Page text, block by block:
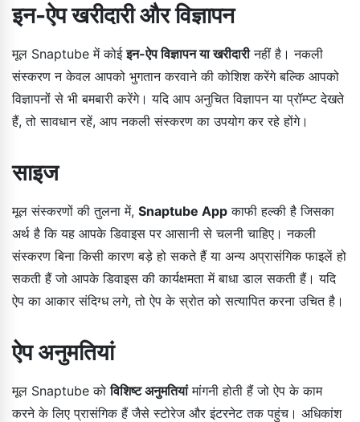
इन-ऐप खरीदारी और विज्ञापन
मूल Snaptube में कोईइन-ऐप विज्ञापन या खरीदारीनहीं है। नकली
संस्करण न केवल आपको भुगतान करवाने की कोशिश करेंगे बल्कि आपको
विज्ञापनों से भी बमबारी करेंगे। यदि आप अनुचित विज्ञापन या प्रॉम्प्ट देखते
हैं, तो सावधान रहें, आप नकली संस्करण का उपयोग कर रहे होंगे।
साइज
मूल संस्करणों की तुलना में, Snaptube App काफी हल्की है जिसका
अर्थ है कि यह आपके डिवाइस पर आसानी से चलनी चाहिए। नकली
संस्करण बिना किसी कारण बड़े हो सकते हैं या अन्य अप्रासंगिक फाइलें हो
सकती हैं जो आपके डिवाइस की कार्यक्षमता में बाधा डाल सकती हैं। यदि
ऐप का आकार संदिग्ध लगे, तो ऐप के स्रोत को सत्यापित करना उचित है।
ऐप अनुमतियां
मूल Snaptube कोविशिष्ट अनुमतियांमांगनी होती हैं जो ऐप के काम
करने के लिए प्रासंगिक हैं जैसे स्टोरेज और इंटरनेट तक पहुंच। अधिकांश